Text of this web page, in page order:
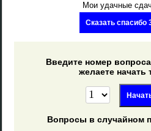
Мои удачные
Сказать спасибо
Введите номер
желаете начать
Вопросы в случайном